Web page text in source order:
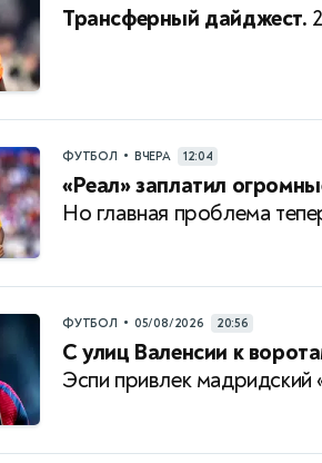
Трансферный дайджест.
ФУТБОЛ • ВЧЕРА 12:04
«Реал» заплатил
Но главная проблема
ФУТБОЛ • 05/08/2026 20:56
С улиц Валенсии к
Эспи привлек мадридский